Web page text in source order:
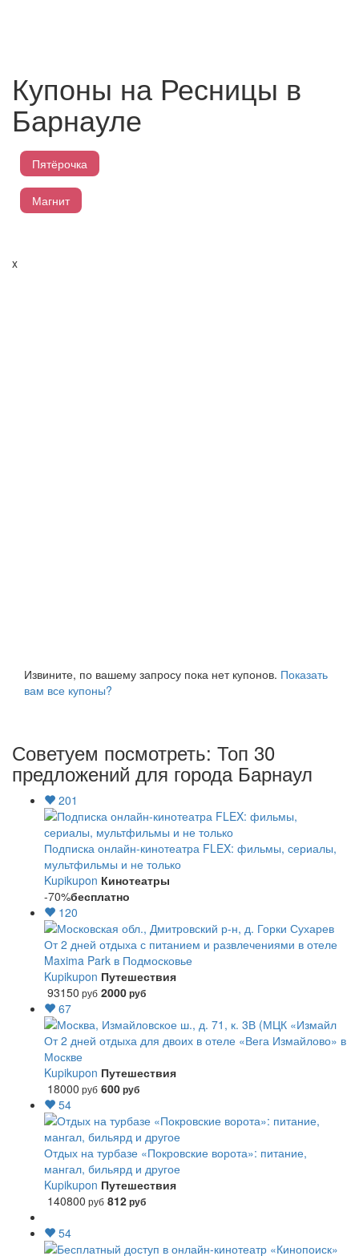
Купоны на Ресницы в
Барнауле
Пятёрочка
Магнит
x
Извините, по вашему запросу пока нет купонов. Показать
вам все купоны?
Советуем посмотреть: Топ 30
предложений для города Барнаул
201
Подписка онлайн-кинотеатра FLEX: фильмы, сериалы,
мультфильмы и не только
Kupikupon Кинотеатры
-70%бесплатно
120
От 2 дней отдыха с питанием и развлечениями в отеле
Maxima Park в Подмосковье
Kupikupon Путешествия
93150 руб 2000руб
67
От 2 дней отдыха для двоих в отеле «Вега Измайлово» в
Москве
Kupikupon Путешествия
18000 руб 600руб
54
Отдых на турбазе «Покровские ворота»: питание,
мангал, бильярд и другое
Kupikupon Путешествия
140800 руб 812руб
54